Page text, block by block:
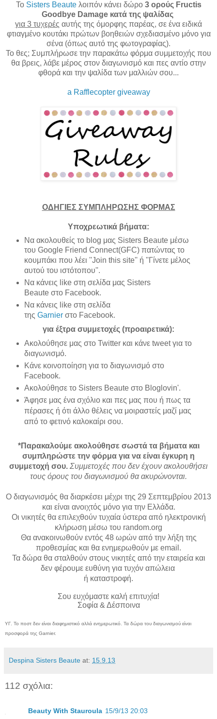
Το Sisters Beauteλοιπόν κάνει δώρο 3 ορούς Fructis
Goodbye Damage κατά της ψαλίδας
για 3 τυχερές αυτής της όμορφης παρέας, σε ένα ειδικά
φτιαγμένο κουτάκι πρώτων βοηθειών σχεδιασμένο μόνο για
σένα (όπως αυτό της φωτογραφίας).
Το θες; Συμπλήρωσε την παρακάτω φόρμα συμμετοχής που
θα βρεις, λάβε μέρος στον διαγωνισμό και πες αντίο στην
φθορά και την ψαλίδα των μαλλιών σου...
a Rafflecopter giveaway
ΟΔΗΓΙΕΣ ΣΥΜΠΛΗΡΩΣΗΣ ΦΟΡΜΑΣ
Υποχρεωτικά βήματα:
Να ακολουθείς το blog μας Sisters Beaute μέσω
του Google Friend Connect(GFC) πατώντας το
κουμπάκι που λέει ''Join this site'' ή ''Γίνετε μέλος
αυτού του ιστότοπου''.
Να κάνεις like στη σελίδα μας Sisters
Beauteστο Facebook.
Να κάνεις like στη σελίδα
της Garnierστο Facebook.
για έξτρα συμμετοχές (προαιρετικά):
Ακολούθησεμας στο Twitterκαι κάνε tweet για το
διαγωνισμό.
Κάνε κοινοποίηση για το διαγωνισμόστο
Facebook.
Ακολούθησετο Sisters Beaute στο Bloglovin'.
Άφησε μας ένα σχόλιο και πες μας που ή πως τα
πέρασες ή ότι άλλο θέλεις να μοιραστείς μαζί μας
από το φετινό καλοκαίρι σου.
*Παρακαλούμε ακολούθησε σωστά τα βήματα και
συμπληρώστε την φόρμα για να είναι έγκυρη η
συμμετοχή σου. Συμμετοχές που δεν έχουν ακολουθήσει
τους όρους του διαγωνισμού θα ακυρώνονται.
Ο διαγωνισμός θα διαρκέσει μέχρι της 29 Σεπτεμβρίου 2013
και είναι ανοιχτός μόνο για την Ελλάδα.
Οι νικητές θα επιλεχθούν τυχαία ύστερα από ηλεκτρονική
κλήρωση μέσω του random.org
Θα ανακοινωθούν εντός 48 ωρών από την λήξη της
προθεσμίας και θα ενημερωθούν με email.
Τα δώρα θα σταλθούν στους νικητές από την εταιρεία και
δεν φέρουμεευθύνη για τυχόν απώλεια
ή καταστροφή.
Σου ευχόμαστε καλή επιτυχία!
Σοφία & Δέσποινα
ΥΓ. Το ποστ δεν είναι διαφημιστικό αλλά ενημερωτικό. Τα δώρα του διαγωνισμού είναι
προσφορά της Garnier.
Despina Sisters Beaute at: 15.9.13
112 σχόλια:
Beauty With Stauroula 15/9/13 20:03